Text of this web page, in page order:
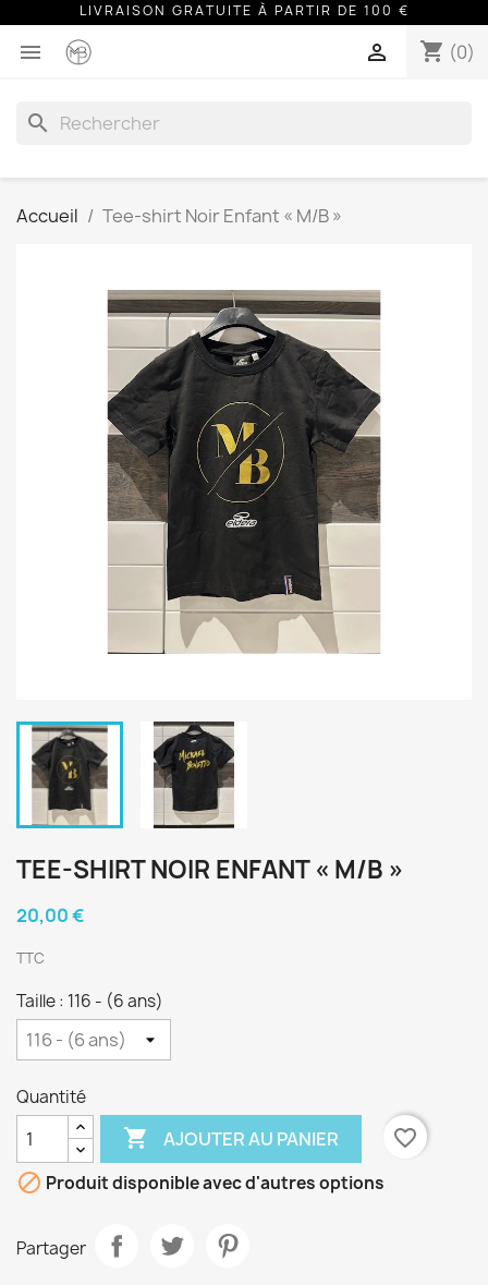
LIVRAISON GRATUITE À PARTIR DE 100 €
 shopping_cart (0)

search
Accueil Tee-shirt Noir Enfant « M/B »
TEE-SHIRT NOIR ENFANT « M/B »
20,00 €
TTC
Taille : 116 - (6 ans)
Quantité
 AJOUTER AU PANIER
favorite_border
 Produit disponible avec d'autres options
Partager